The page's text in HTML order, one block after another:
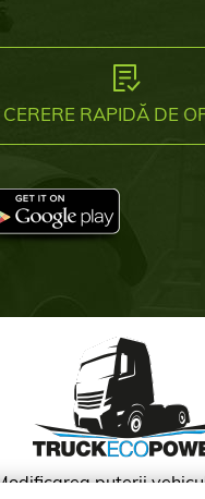
CERERE RAPIDĂ DE
puterii